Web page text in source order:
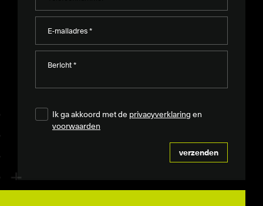
Ik ga akkoord met deprivacyverklaringen
voorwaarden
verzenden